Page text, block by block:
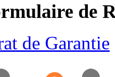
de
de Garantie